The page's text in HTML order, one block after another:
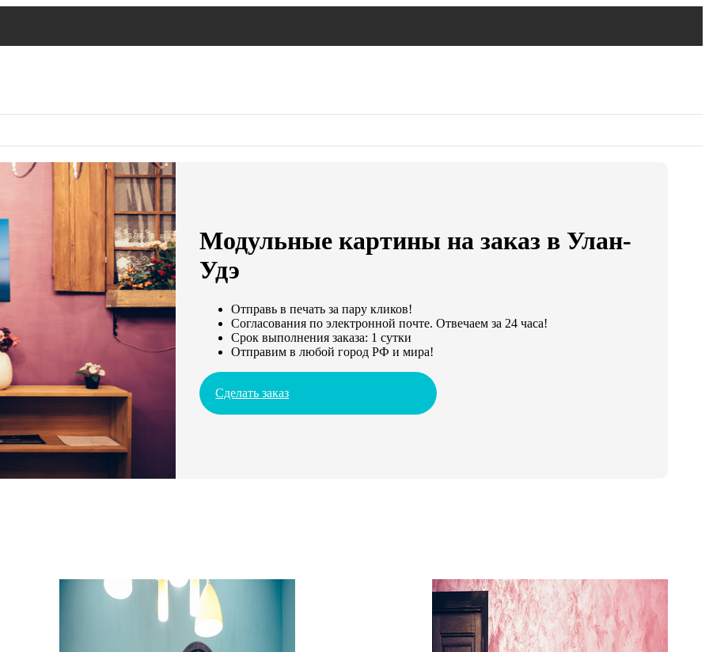
Модульные картины на заказ в Улан-
Удэ
Отправь в печать за пару кликов!
Согласования по электронной почте. Отвечаем за 24 часа!
Срок выполнения заказа: 1 сутки
Отправим в любой город РФ и мира!
Сделать заказ